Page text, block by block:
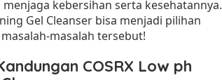
kebersihan serta kesehatannya.
Gel Cleanser bisa menjadi pilihan
masalah tersebut!
COSRX Low ph